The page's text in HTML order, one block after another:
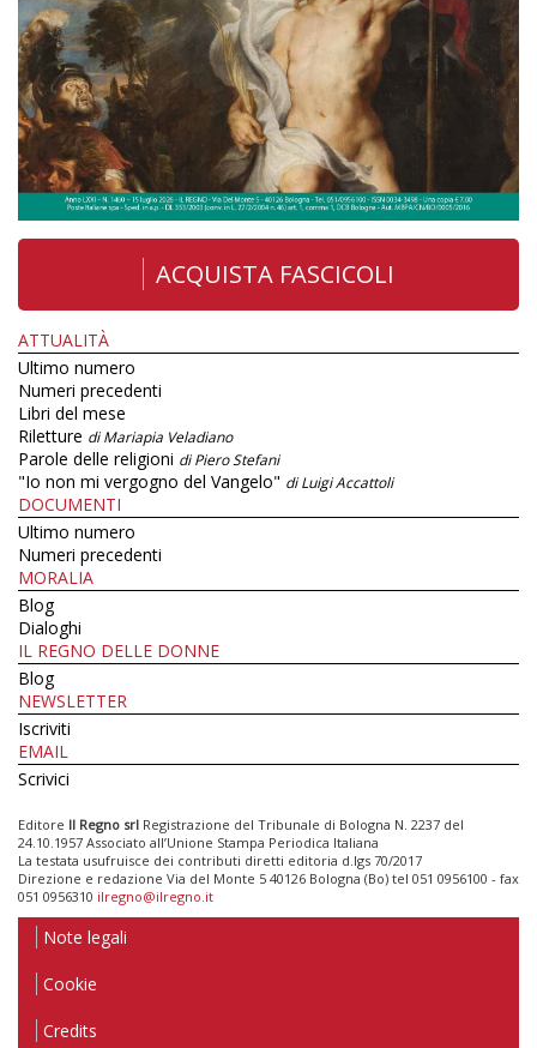
ACQUISTA FASCICOLI
ATTUALITÀ
Ultimo numero
Numeri precedenti
Libri del mese
Riletture di Mariapia Veladiano
Parole delle religioni di Piero Stefani
"Io non mi vergogno del Vangelo" di Luigi Accattoli
DOCUMENTI
Ultimo numero
Numeri precedenti
MORALIA
Blog
Dialoghi
IL REGNO DELLE DONNE
Blog
NEWSLETTER
Iscriviti
EMAIL
Scrivici
Editore Il Regno srl Registrazione del Tribunale di Bologna N. 2237 del
24.10.1957 Associato all’Unione Stampa Periodica Italiana
La testata usufruisce dei contributi diretti editoria d.lgs 70/2017
Direzione e redazione Via del Monte 5 40126 Bologna (Bo) tel 051 0956100 - fax
051 0956310 ilregno@ilregno.it
Note legali
Cookie
Credits